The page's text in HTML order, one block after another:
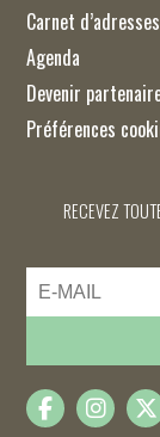
Carnet d’adresses
Agenda
Devenir
Préférences
RECEVEZ